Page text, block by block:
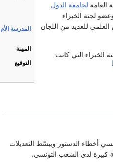
المدرسة الأم
المهنة
التوقيع
لجامعة الدول
1990 ، وخبير في المعهد العربي لحقوق الإنسان 1993-1995 ، وعضو لجنة الخبراء
للعديد من اللجان
لجنة الخبراء التي كانت
أخطاء الدستور ويبسّط التعديلات
كبيرة لدى الشعب التونسي.